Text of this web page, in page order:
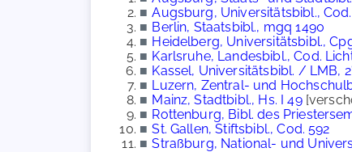
■ Augsburg, Universitätsbibl., Cod.
■ Berlin, Staatsbibl., mgq 1490
■ Heidelberg, Universitätsbibl.,
■ Karlsruhe, Landesbibl., Cod.
■ Kassel, Universitätsbibl. / LMB,
■ Luzern, Zentral- und
■ Mainz, Stadtbibl., Hs. I 49
■ Rottenburg, Bibl. des
■ St. Gallen, Stiftsbibl., Cod. 592
■ Straßburg, National- und